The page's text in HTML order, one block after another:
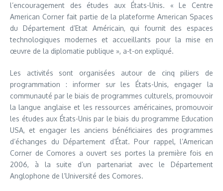
l’encouragement des études aux États-Unis. « Le Centre
American Corner fait partie de la plateforme American Spaces
du Département d’Etat Américain, qui fournit des espaces
technologiques modernes et accueillants pour la mise en
œuvre de la diplomatie publique », a-t-on expliqué.
Les activités sont organisées autour de cinq piliers de
programmation : informer sur les États-Unis, engager la
communauté par le biais de programmes culturels, promouvoir
la langue anglaise et les ressources américaines, promouvoir
les études aux États-Unis par le biais du programme Education
USA, et engager les anciens bénéficiaires des programmes
d’échanges du Département d’État. Pour rappel, l’American
Corner de Comores a ouvert ses portes la première fois en
2006, à la suite d’un partenariat avec le Département
Anglophone de l’Université des Comores.